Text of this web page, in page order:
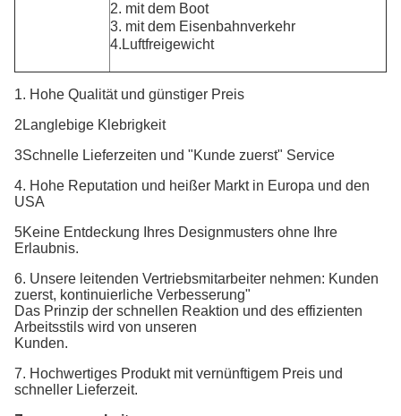
2. mit dem Boot
3. mit dem Eisenbahnverkehr
4. Luftfreigewicht
1. Hohe Qualität und günstiger Preis
2Langlebige Klebrigkeit
3Schnelle Lieferzeiten und "Kunde zuerst" Service
4. Hohe Reputation und heißer Markt in Europa und den
USA
5Keine Entdeckung Ihres Designmusters ohne Ihre
Erlaubnis.
6. Unsere leitenden Vertriebsmitarbeiter nehmen: Kunden
zuerst, kontinuierliche Verbesserung"
Das Prinzip der schnellen Reaktion und des effizienten
Arbeitsstils wird von unseren
Kunden.
7. Hochwertiges Produkt mit vernünftigem Preis und
schneller Lieferzeit.